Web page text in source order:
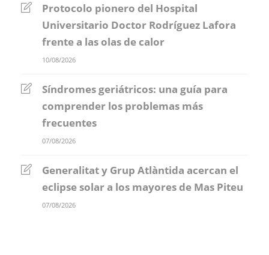
Protocolo pionero del Hospital
Universitario Doctor Rodríguez Lafora
frente a las olas de calor
10/08/2026
Síndromes geriátricos: una guía para
comprender los problemas más
frecuentes
07/08/2026
Generalitat y Grup Atlàntida acercan el
eclipse solar a los mayores de Mas Piteu
07/08/2026